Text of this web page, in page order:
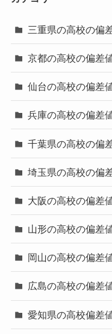
三重県の高校の偏
京都の高校の偏差
仙台の高校の偏差
兵庫の高校の偏差
千葉県の高校の偏
埼玉県の高校の偏
大阪の高校の偏差
山形の高校の偏差
岡山の高校の偏差
広島の高校の偏差
愛知県の高校偏差